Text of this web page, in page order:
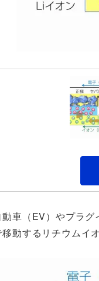
動車（EV）やプラ
動するリチウムイ